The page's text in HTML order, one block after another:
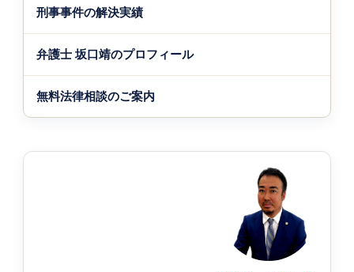
刑事事件の解決実績
弁護士 坂口靖のプロフィール
無料法律相談のご案内